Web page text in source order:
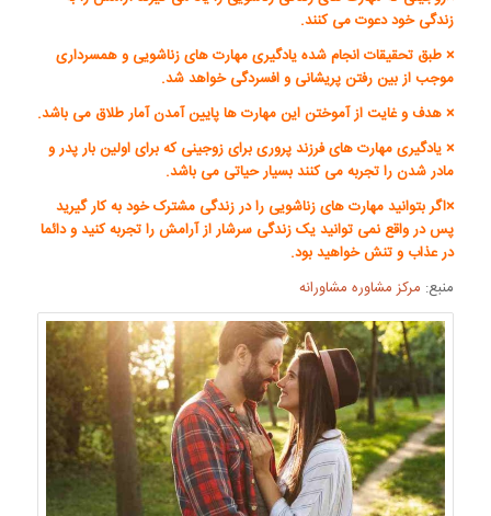
زندگی خود دعوت می کنند.
× طبق تحقیقات انجام شده یادگیری مهارت های زناشویی و همسرداری
موجب از بین رفتن پریشانی و افسردگی خواهد شد.
× هدف و غایت از آموختن این مهارت ها پایین آمدن آمار طلاق می باشد.
× یادگیری مهارت های فرزند پروری برای زوجینی که برای اولین بار پدر و
مادر شدن را تجربه می کنند بسیار حیاتی می باشد.
×اگر بتوانید مهارت های زناشویی را در زندگی مشترک خود به کار گیرید
پس در واقع نمی توانید یک زندگی سرشار از آرامش را تجربه کنید و دائما
در عذاب و تنش خواهید بود.
منبع: مرکز مشاوره مشاورانه